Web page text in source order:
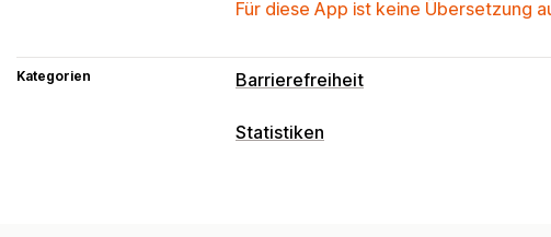
Für diese App ist keine Übersetzung
Kategorien Barrierefreiheit
Statistiken